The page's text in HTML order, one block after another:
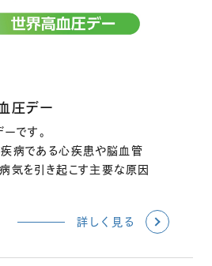
圧デー
です。
病である心疾患や脳血管
気を引き起こす主要な原因
詳しく見る